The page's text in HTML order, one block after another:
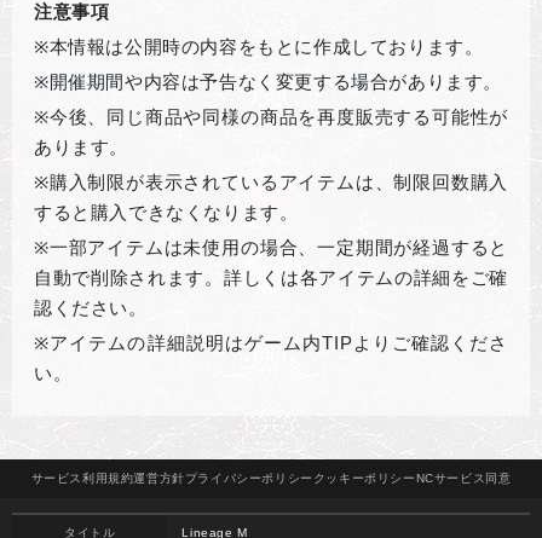
注意事項
※本情報は公開時の内容をもとに作成しております。
※開催期間や内容は予告なく変更する場合があります。
※今後、同じ商品や同様の商品を再度販売する可能性が
あります。
※購入制限が表示されているアイテムは、制限回数購入
すると購入できなくなります。
※一部アイテムは未使用の場合、一定期間が経過すると
自動で削除されます。詳しくは各アイテムの詳細をご確
認ください。
※アイテムの詳細説明はゲーム内TIPよりご確認くださ
い。
サービス 利用規約運営方針プライバシーポリシー クッキーポリシーNCサービス 同意
タイトル Lineage M